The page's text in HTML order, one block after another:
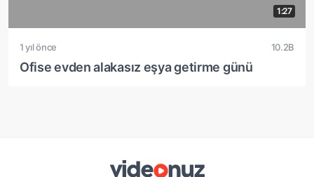
1:27
1 yıl önce 10.2B
Ofise evden alakasız eşya getirme günü